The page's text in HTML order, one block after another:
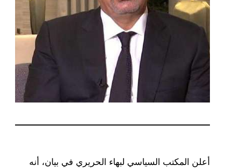
أعلن المكتب السياسي لبهاء الحريري في بيان، أنه